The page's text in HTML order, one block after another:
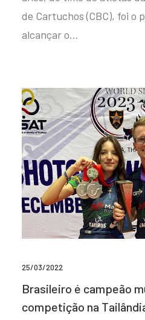
de Cartuchos (CBC), foi o
alcançar o…
25/03/2022
Brasileiro é campeão
competição na